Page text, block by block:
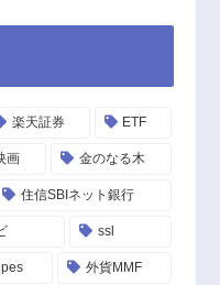
楽天証券 ETF
画 金のなる木
住信SBIネット銀行
ssl
外貨MMF